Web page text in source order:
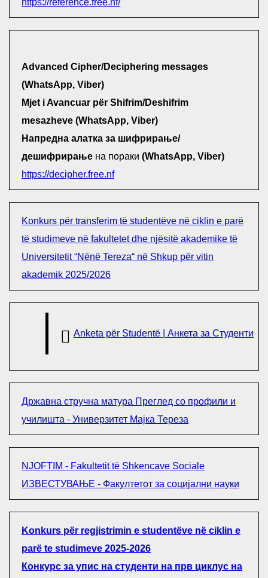
Advanced Cipher/Deciphering messages
(WhatsApp, Viber)
Mjet i Avancuar për Shifrim/Deshifrim
mesazheve (WhatsApp, Viber)
Напредна алатка за шифрирање/
дешифрирање на пораки (WhatsApp, Viber)
https://decipher.free.nf
Konkurs për transferim të studentëve në ciklin e parë
të studimeve në fakultetet dhe njësitë akademike të
Universitetit “Nënë Tereza“ në Shkup për vitin
akademik 2025/2026
Anketa për Studentë | Анкета за Студенти
Државна стручна матура Преглед со профили и
училишта - Универзитет Мајка Тереза
NJOFTIM - Fakultetit të Shkencave Sociale
ИЗВЕСТУВАЊЕ - Факултетот за социјални науки
Konkurs për regjistrimin e studentëve në ciklin e
parë te studimeve 2025-2026
Конкурс за упис на студенти на прв циклус на